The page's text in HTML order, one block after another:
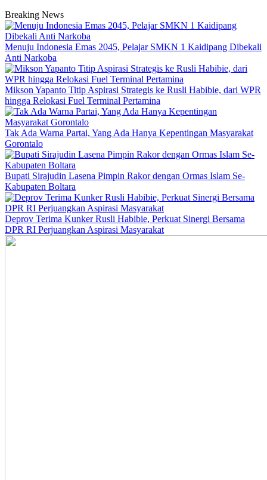
Breaking News
Menuju Indonesia Emas 2045, Pelajar SMKN 1 Kaidipang Dibekali
Anti Narkoba
Mikson Yapanto Titip Aspirasi Strategis ke Rusli Habibie, dari WPR
hingga Relokasi Fuel Terminal Pertamina
Tak Ada Warna Partai, Yang Ada Hanya Kepentingan Masyarakat
Gorontalo
Bupati Sirajudin Lasena Pimpin Rakor dengan Ormas Islam Se-
Kabupaten Boltara
Deprov Terima Kunker Rusli Habibie, Perkuat Sinergi Bersama
DPR RI Perjuangkan Aspirasi Masyarakat